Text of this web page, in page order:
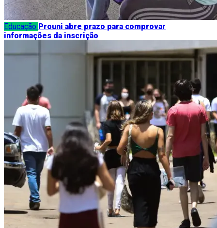
Educação Prouni abre prazo para comprovar
informações da inscrição